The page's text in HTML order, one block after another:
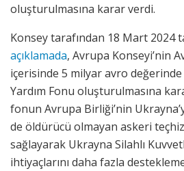
oluşturulmasına karar verdi.
Konsey tarafından 18 Mart 2024
açıklamada, Avrupa Konseyi’nin
içerisinde 5 milyar avro
Yardım Fonu oluşturulmasına
fonun Avrupa Birliği’nin
de öldürücü olmayan askeri
sağlayarak Ukrayna Silahlı
ihtiyaçlarını daha fazla